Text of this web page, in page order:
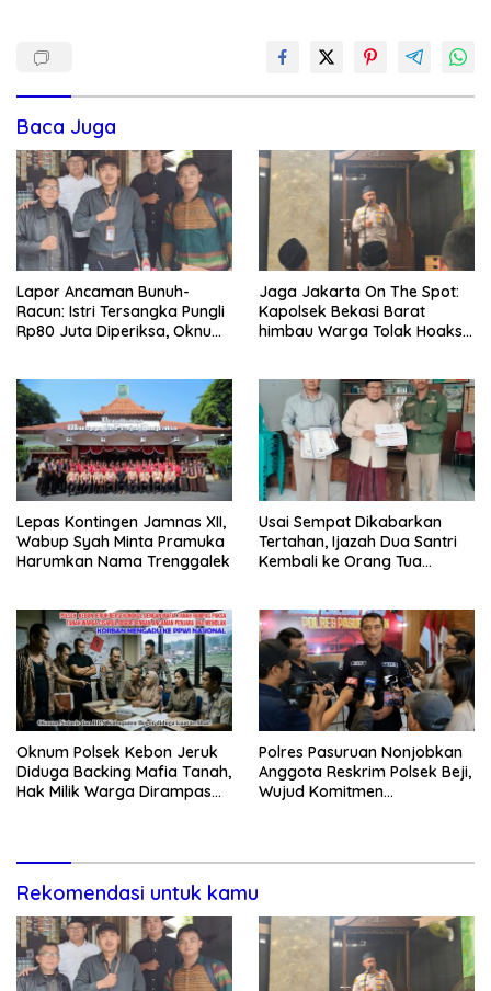
Baca Juga
Lapor Ancaman Bunuh-
Racun: Istri Tersangka Pungli
Rp80 Juta Diperiksa, Oknum
Jaga Jakarta On The Spot:
Kapolsek Bekasi Barat
himbau Warga Tolak Hoaks
Lepas Kontingen Jamnas XII,
Wabup Syah Minta Pramuka
Harumkan Nama Trenggalek
Usai Sempat Dikabarkan
Tertahan, Ijazah Dua Santri
Kembali ke Orang Tua
Oknum Polsek Kebon Jeruk
Diduga Backing Mafia Tanah,
Hak Milik Warga Dirampas
Polres Pasuruan Nonjobkan
Anggota Reskrim Polsek Beji,
Wujud Komitmen
Rekomendasi untuk kamu